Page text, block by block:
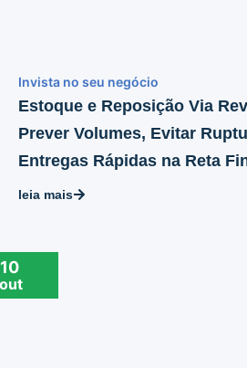
Invista no seu negócio
Estoque e Reposição Via
Prever Volumes, Evitar
Entregas Rápidas na Reta
leia mais
10
out